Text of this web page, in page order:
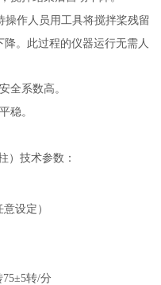
操作人员用工具将搅拌桨残留
。此过程的仪器运行无需人
全系数高。
稳。
）技术参数：
设定）
转/分